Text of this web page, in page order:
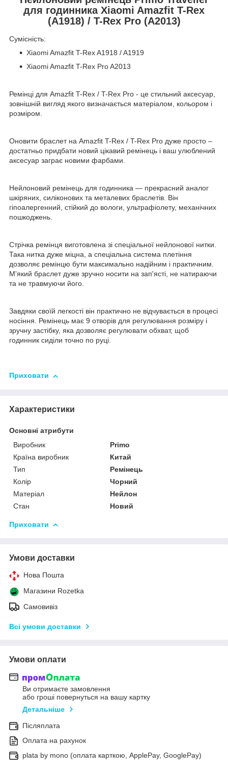
для годинника Xiaomi Amazfit T-Rex
(A1918) / T-Rex Pro (A2013)
Сумісність:
Xiaomi Amazfit T-Rex A1918 / A1919
Xiaomi Amazfit T-Rex Pro A2013
Ремінці для Amazfit T-Rex / T-Rex Pro - це стильний аксесуар,
зовнішній вигляд якого визначається матеріалом, кольором і
розміром.
Оновити браслет на Amazfit T-Rex / T-Rex Pro дуже просто –
достатньо придбати новий цікавий ремінець і ваш улюблений
аксесуар заграє новими фарбами.
Нейлоновий ремінець для годинника — прекрасний аналог
шкіряних, силіконових та металевих браслетів. Він
гіпоалергенний, стійкий до вологи, ультрафіолету, механічних
пошкоджень.
Стрічка ремінця виготовлена зі спеціальної нейлонової нитки.
Така нитка дуже міцна, а спеціальна система плетіння
дозволяє ремінцю бути максимально надійним і практичним.
М'який браслет дуже зручно носити на зап'ясті, не натираючи
та не травмуючи його.
Завдяки своїй легкості він практично не відчувається в процесі
носіння. Ремінець має 9 отворів для регулювання розміру і
зручну застібку, яка дозволяє регулювати обхват, щоб
годинник сиділи точно по руці.
Приховати
Характеристики
Основні атрибути
Виробник
Primo
Країна виробник
Китай
Тип
Ремінець
Колір
Чорний
Матеріал
Нейлон
Стан
Новий
Приховати
Умови доставки
Нова Пошта
Магазини Rozetka
Самовивіз
Всі умови доставки
Умови оплати
Ви отримаєте замовлення
або гроші повернуться на вашу картку
Детальніше
Післяплата
Оплата на рахунок
plata by mono (оплата карткою, ApplePay, GooglePay)